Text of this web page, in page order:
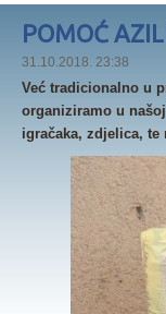
POMOĆ
31.10.2018. 23:38
Već tradicionalno u
organiziramo u
igračaka, zdjelica,